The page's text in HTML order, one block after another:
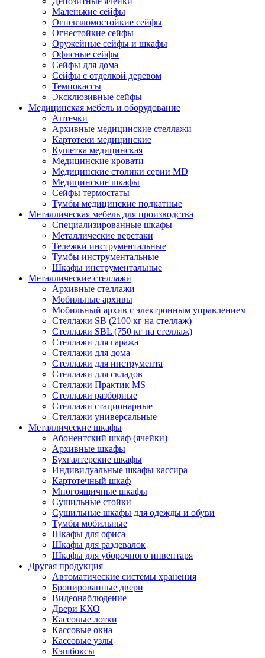
Маленькие сейфы
Огневзломостойкие сейфы
Огнестойкие сейфы
Оружейные сейфы и шкафы
Офисные сейфы
Сейфы для дома
Сейфы с отделкой деревом
Темпокассы
Эксклюзивные сейфы
Медицинская мебель и оборудование
Аптечки
Архивные медицинские стеллажи
Картотеки медицинские
Кушетка медицинская
Медицинские кровати
Медицинские столики серии MD
Медицинские шкафы
Сейфы термостаты
Тумбы медицинские подкатные
Металлическая мебель для производства
Cпециализированные шкафы
Металлические верстаки
Тележки инструментальные
Тумбы инструментальные
Шкафы инструментальные
Металлические стеллажи
Архивные стеллажи
Мобильные архивы
Мобильный архив с электронным управлением
Стеллажи SB (2100 кг на стеллаж)
Стеллажи SBL (750 кг на стеллаж)
Стеллажи для гаража
Стеллажи для дома
Стеллажи для инструмента
Стеллажи для складов
Стеллажи Практик MS
Стеллажи разборные
Стеллажи стационарные
Стеллажи универсальные
Металлические шкафы
Абонентский шкаф (ячейки)
Архивные шкафы
Бухгалтерские шкафы
Индивидуальные шкафы кассира
Картотечный шкаф
Многоящичные шкафы
Сушильные стойки
Сушильные шкафы для одежды и обуви
Тумбы мобильные
Шкафы для офиса
Шкафы для раздевалок
Шкафы для уборочного инвентаря
Другая продукция
Автоматические системы хранения
Бронированные двери
Видеонаблюдение
Двери КХО
Кассовые лотки
Кассовые окна
Кассовые узлы
Кэшбоксы